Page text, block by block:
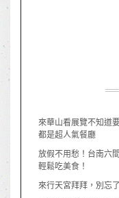
來華山看展覽不知道
都是超人氣餐廳
放假不用愁！台南六
輕鬆吃美食！
來行天宮拜拜，別忘